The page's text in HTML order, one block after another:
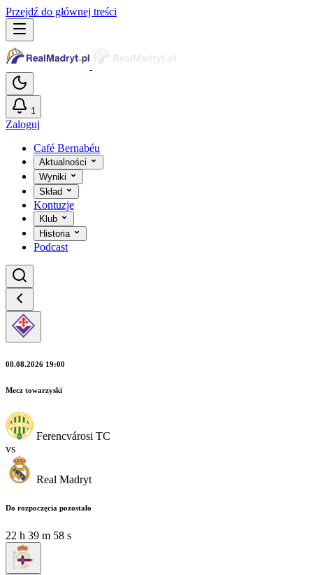
Przejdź do głównej treści
1
Zaloguj
Café Bernabéu
Aktualności
Wyniki
Skład
Kontuzje
Klub
Historia
Podcast
08.08.2026 19:00
Mecz towarzyski
Ferencvárosi TC
vs
Real Madryt
Do rozpoczęcia pozostało
22 h 39 m 57 s